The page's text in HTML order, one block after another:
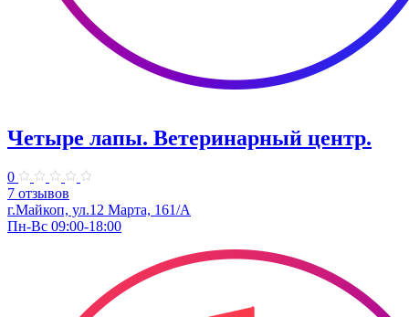
Четыре лапы. Ветеринарный центр.
0
7 отзывов
г.Майкоп, ул.12 Марта, 161/А
Пн-Вс 09:00-18:00